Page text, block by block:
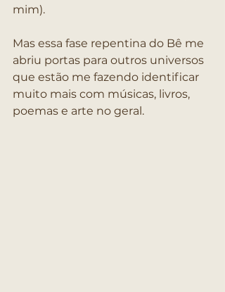
mim).
Mas essa fase repentina do Bê me
abriu portas para outros universos
que estão me fazendo identificar
muito mais com músicas, livros,
poemas e arte no geral.